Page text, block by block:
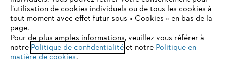
Politique de protection des données
Mentions légales Utilisation des cookies
Vous utilisez un navigateur Internet que nous ne prenons plus
en charge, et certaines fonctionnalités de notre site ne
peuvent fonctionner correctement. Pour une utilisation
optimale de notre site, nous vous recommandons de passer à
l'un des navigateurs suivants :
l’utilisation de cookies individuels ou de tous les cookies à
tout moment avec effet futur sous « Cookies » en bas de la
page.
Pour de plus amples informations, veuillez vous référer à
notre Politique de confidentialitéet notre Politique en
matière de cookies.